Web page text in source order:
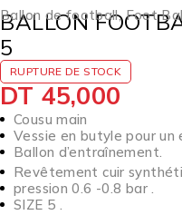
Ballon de football,Foot
BALLON
5
RUPTURE DE STOCK
DT 45,000
Cousu main
Vessie en butyle pour un
Ballon d’entraînement.
Revêtement cuir
pression 0.6 -0.8 bar .
SIZE 5 .